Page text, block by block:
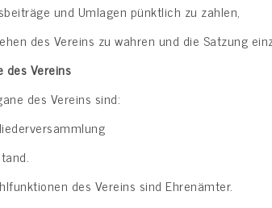
und Umlagen pünktlich zu zahlen,
des Vereins zu wahren und die Satzung
des Vereins
des Vereins sind:
des Vereins sind Ehrenämter.